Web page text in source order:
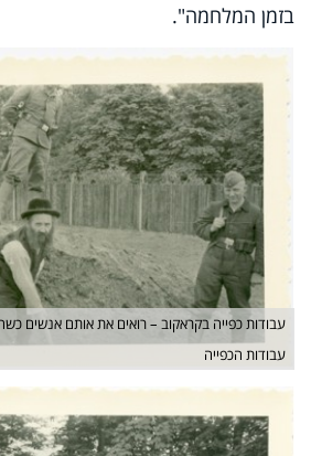
בזמן המלחמה".
עבודות כפייה בקראקוב – רואים את אותם אנשים
עבודות הכפייה